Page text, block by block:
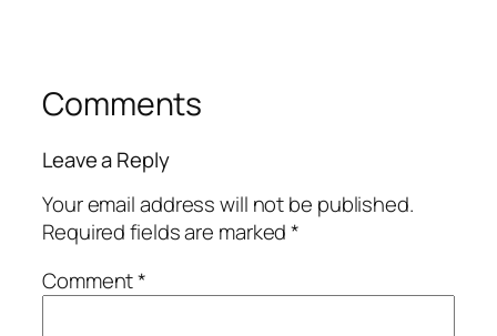
Comments
Leave a Reply
Your email address will not be published.
Required fields are marked*
Comment*